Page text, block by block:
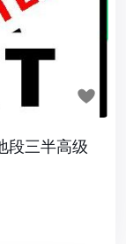
段三半高级